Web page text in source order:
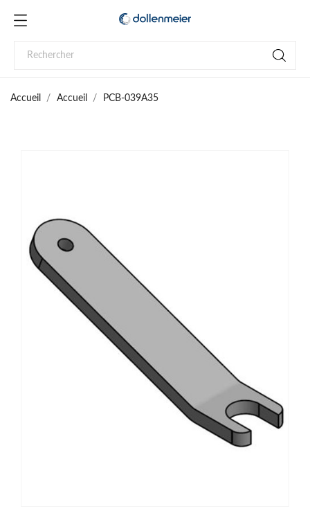
Accueil Accueil PCB-039A35